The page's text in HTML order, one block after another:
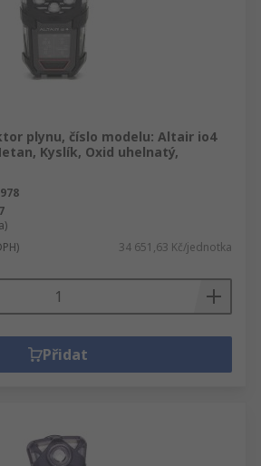
plynu, číslo modelu: Altair io4
Kyslík, Oxid uhelnatý,
34 651,63 Kč/jednotka
Přidat